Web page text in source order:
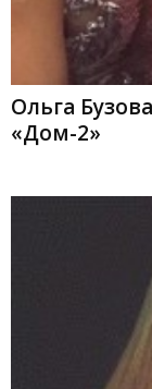
Ольга
«Дом-2»